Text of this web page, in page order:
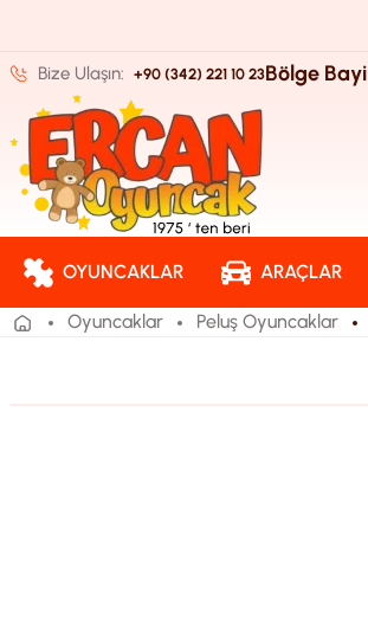
Bize Ulaşın: +90 (342) 221 10 23Bölge Bayi
OYUNCAKLAR ARAÇLAR
Oyuncaklar Peluş Oyuncaklar